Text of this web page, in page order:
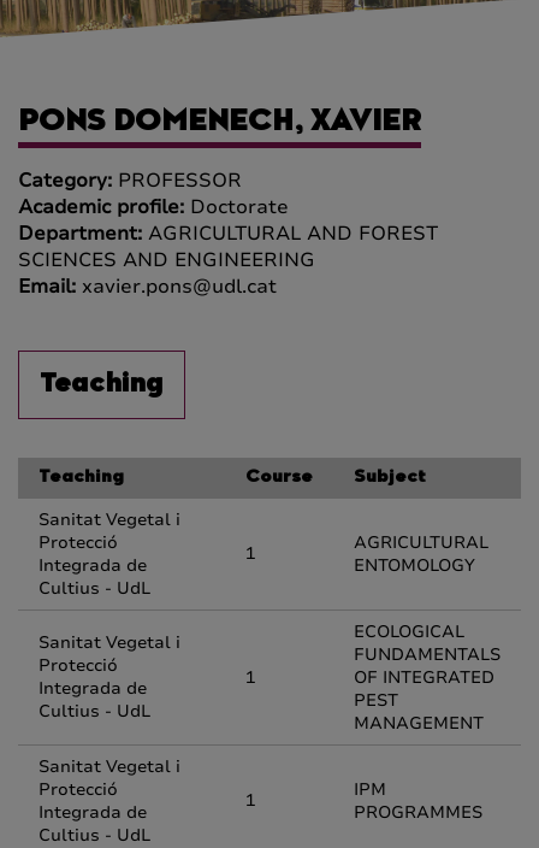
PONS DOMENECH, XAVIER
Category: PROFESSOR
Academic profile: Doctorate
Department: AGRICULTURAL AND FOREST
SCIENCES AND ENGINEERING
Email: xavier.pons@udl.cat
Teaching
Teaching Course Subject
Sanitat Vegetal i
Protecció
Integrada de
Cultius - UdL
1
AGRICULTURAL
ENTOMOLOGY
Sanitat Vegetal i
Protecció
Integrada de
Cultius - UdL
1
ECOLOGICAL
FUNDAMENTALS
OF INTEGRATED
PEST
MANAGEMENT
Sanitat Vegetal i
Protecció
Integrada de
Cultius - UdL
1
IPM
PROGRAMMES